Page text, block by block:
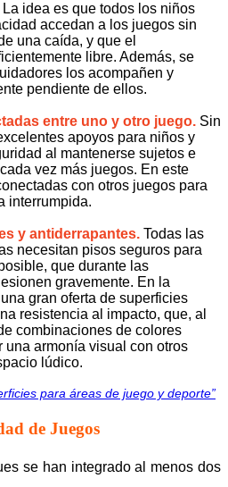
La idea es que todos los niños
accedan a los juegos sin
una caída, y que el
libre. Además, se
los acompañen y
pendiente de ellos.
entre uno y otro juego. Sin
apoyos para niños y
al mantenerse sujetos e
vez más juegos. En este
con otros juegos para
interrumpida.
y antiderrapantes. Todas las
necesitan pisos seguros para
que durante las
gravemente. En la
gran oferta de superficies
resistencia al impacto, que, al
combinaciones de colores
una armonía visual con otros
lúdico.
para áreas de juego y deporte”
de Juegos
se han integrado al menos dos